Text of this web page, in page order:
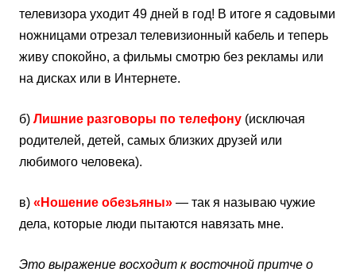
телевизора уходит 49 дней в год! В итоге я садовыми
ножницами отрезал телевизионный кабель и теперь
живу спокойно, а фильмы смотрю без рекламы или
на дисках или в Интернете.
б) Лишние разговоры по телефону (исключая
родителей, детей, самых близких друзей или
любимого человека).
в) «Ношение обезьяны» — так я называю чужие
дела, которые люди пытаются навязать мне.
Это выражение восходит к восточной притче о